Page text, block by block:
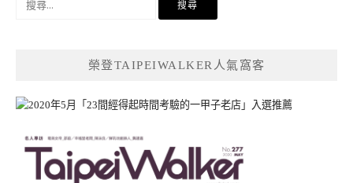
榮登TAIPEIWALKER人氣窩客